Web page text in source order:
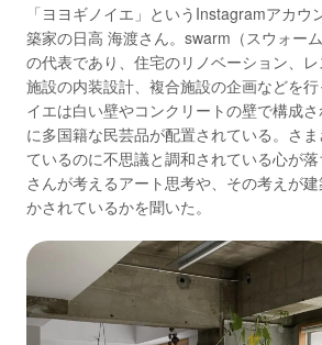
「ヨヨギノイエ」というInstagramアカウ
築家の日高 海渡さん。swarm（スウォー
の代表であり、住宅のリノベーション、
施設の内装設計、複合施設の企画などを
イエは白い壁やコンクリートの壁で構成
に多国籍な民芸品が配置されている。さ
ているのに不思議と調和されている心が
さんが考えるアート思考や、その考えが
かされているかを聞いた。